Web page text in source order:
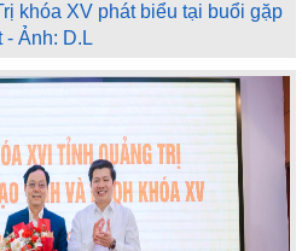
khóa XV phát biểu tại buổi gặp
- Ảnh: D.L